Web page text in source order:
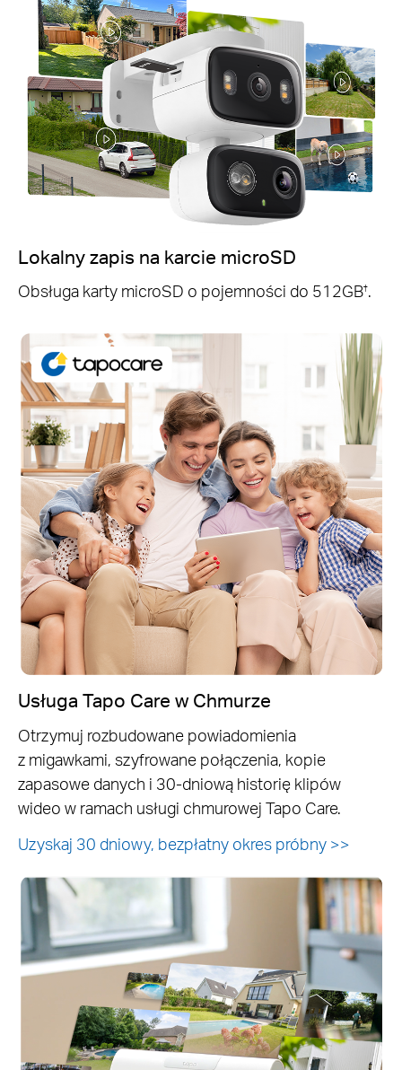
Lokalny zapis na karcie microSD
Obsługa karty microSD o pojemności do 512GB†.
Usługa Tapo Care w Chmurze
Otrzymuj rozbudowane powiadomienia
z migawkami, szyfrowane połączenia, kopie
zapasowe danych i 30-dniową historię klipów
wideo w ramach usługi chmurowej Tapo Care.
Uzyskaj 30 dniowy, bezpłatny okres próbny >>